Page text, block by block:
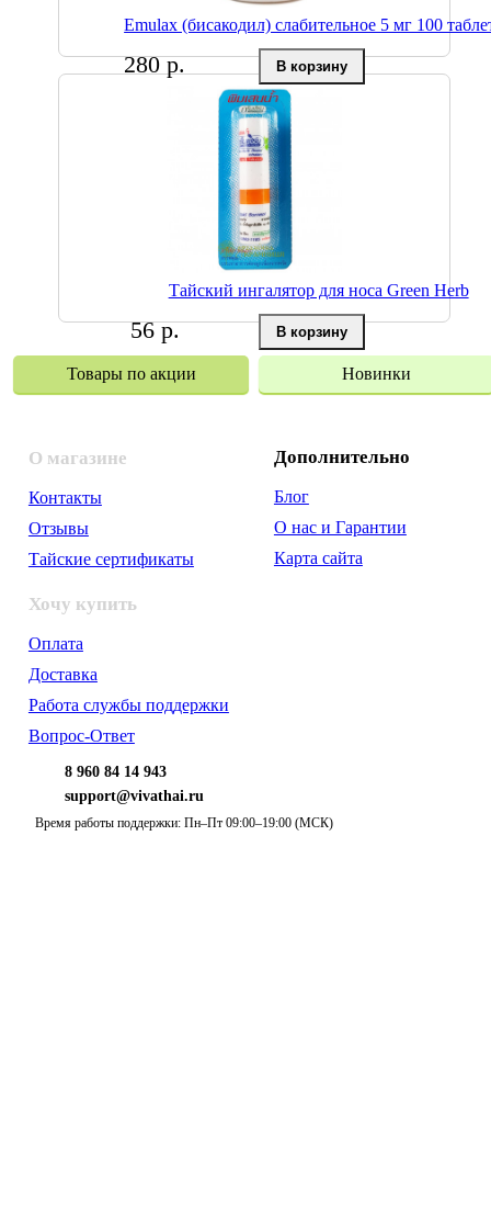
Emulax (бисакодил) слабительное 5 мг 100
280 р.
Тайский ингалятор для носа Green Herb
56 р.
Товары по акции Новинки
О магазине
Контакты
Отзывы
Тайские сертификаты
Хочу купить
Оплата
Доставка
Работа службы поддержки
Вопрос-Ответ
Дополнительно
Блог
О нас и Гарантии
Карта сайта
8 960 84 14 943
support@vivathai.ru
Время работы поддержки: Пн–Пт 09:00–19:00 (МСК)